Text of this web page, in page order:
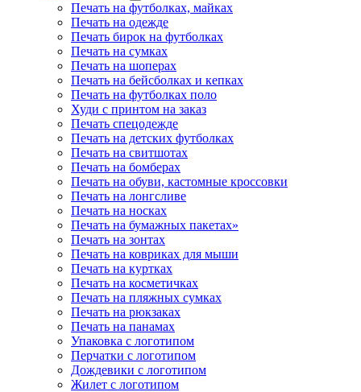
Печать на футболках, майках
Печать на одежде
Печать бирок на футболках
Печать на сумках
Печать на шоперах
Печать на бейсболках и кепках
Печать на футболках поло
Худи с принтом на заказ
Печать спецодежде
Печать на детских футболках
Печать на свитшотах
Печать на бомберах
Печать на обуви, кастомные кроссовки
Печать на лонгсливе
Печать на носках
Печать на бумажных пакетах»
Печать на зонтах
Печать на ковриках для мыши
Печать на куртках
Печать на косметичках
Печать на пляжных сумках
Печать на рюкзаках
Печать на панамах
Упаковка с логотипом
Перчатки с логотипом
Дождевики с логотипом
Жилет с логотипом